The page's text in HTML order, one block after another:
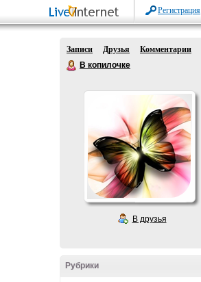
Регистрация
Записи Друзья
Комментарии
В копилочке
В друзья
Рубрики